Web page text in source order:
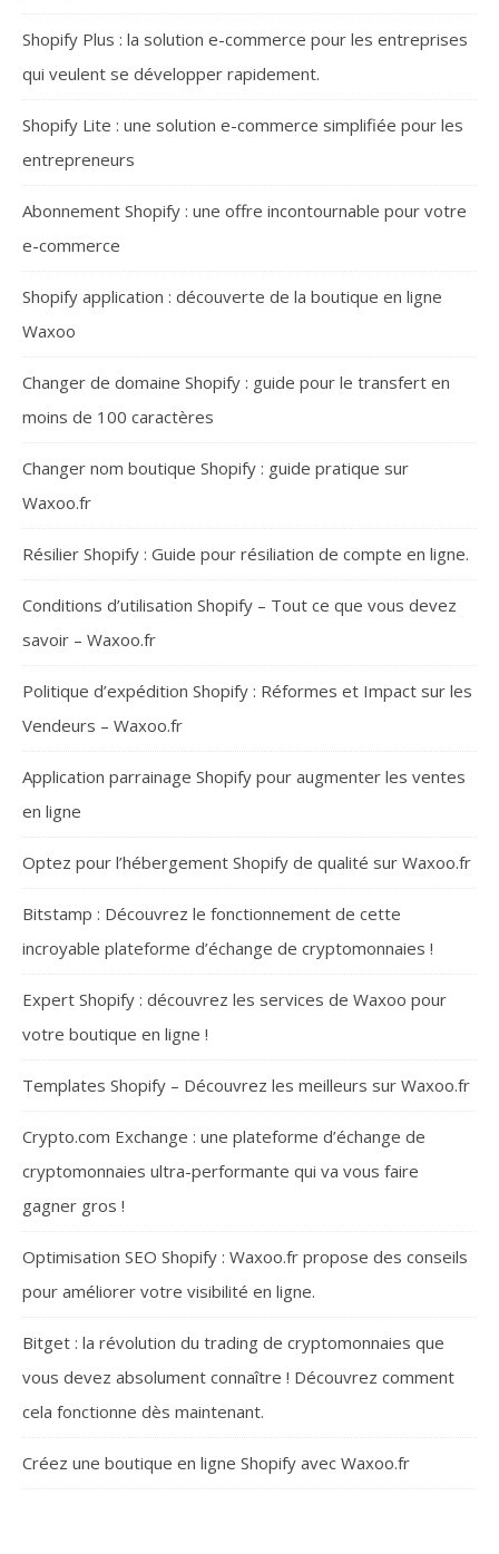
Shopify Plus : la solution e-commerce pour les entreprises
qui veulent se développer rapidement.
Shopify Lite : une solution e-commerce simplifiée pour les
entrepreneurs
Abonnement Shopify : une offre incontournable pour votre
e-commerce
Shopify application : découverte de la boutique en ligne
Waxoo
Changer de domaine Shopify : guide pour le transfert en
moins de 100 caractères
Changer nom boutique Shopify : guide pratique sur
Waxoo.fr
Résilier Shopify : Guide pour résiliation de compte en ligne.
Conditions d’utilisation Shopify – Tout ce que vous devez
savoir – Waxoo.fr
Politique d’expédition Shopify : Réformes et Impact sur les
Vendeurs – Waxoo.fr
Application parrainage Shopify pour augmenter les ventes
en ligne
Optez pour l’hébergement Shopify de qualité sur Waxoo.fr
Bitstamp : Découvrez le fonctionnement de cette
incroyable plateforme d’échange de cryptomonnaies !
Expert Shopify : découvrez les services de Waxoo pour
votre boutique en ligne !
Templates Shopify – Découvrez les meilleurs sur Waxoo.fr
Crypto.com Exchange : une plateforme d’échange de
cryptomonnaies ultra-performante qui va vous faire
gagner gros !
Optimisation SEO Shopify : Waxoo.fr propose des conseils
pour améliorer votre visibilité en ligne.
Bitget : la révolution du trading de cryptomonnaies que
vous devez absolument connaître ! Découvrez comment
cela fonctionne dès maintenant.
Créez une boutique en ligne Shopify avec Waxoo.fr